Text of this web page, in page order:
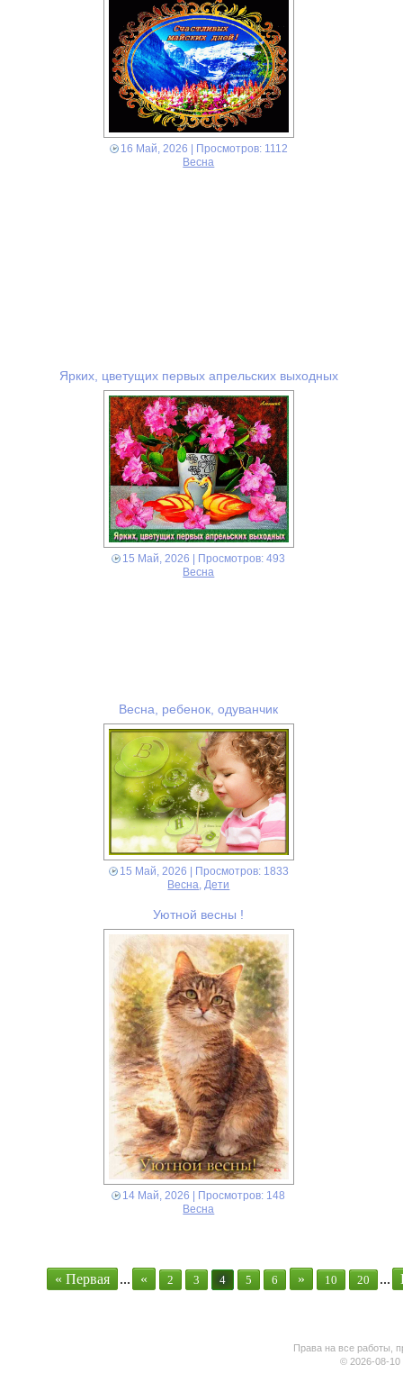
16 Май, 2026 | Просмотров: 1112
Весна
Ярких, цветущих первых апрельских выходных
15 Май, 2026 | Просмотров: 493
Весна
Весна, ребенок, одуванчик
15 Май, 2026 | Просмотров: 1833
Весна,Дети
Уютной весны !
14 Май, 2026 | Просмотров: 148
Весна
« Первая ... « 2 3 4 5 6 » 10 20 ...
Права на все работы,
© 2026-08-10